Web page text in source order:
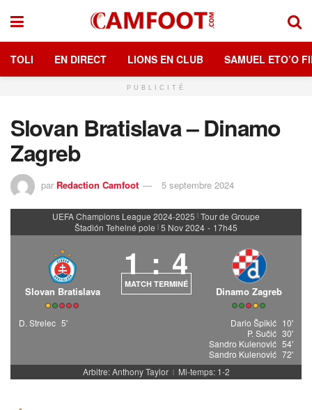
TOLI EN DIRECT LIONS EN CLUB SAMUEL ETO’O
PUBLICITÉ
Slovan Bratislava – Dinamo
Zagreb
par Redaction Camfoot 5 septembre 2024
UEFA Champions League 2024-2025 | Tour de Groupe
Štadión Tehelné pole | 5 Nov 2024 - 17h45
Slovan Bratislava
1 : 4
MATCH TERMINÉ
Dinamo Zagreb
D. Strelec 5' Dario Špikić 10'
P. Sučić 30'
Sandro Kulenović 54'
Sandro Kulenović 72'
Arbitre: Anthony Taylor | Mi-temps: 1-2